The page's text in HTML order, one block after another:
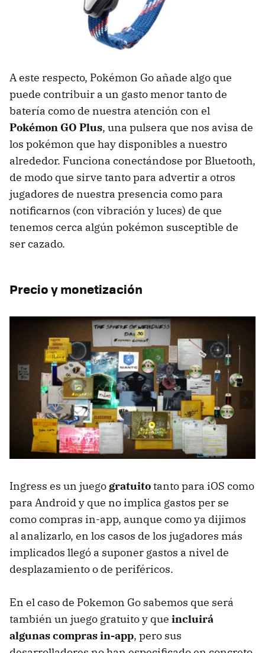
A este respecto, Pokémon Go añade algo que
puede contribuir a un gasto menor tanto de
batería como de nuestra atención con el
Pokémon GO Plus, una pulsera que nos avisa de
los pokémon que hay disponibles a nuestro
alrededor. Funciona conectándose por Bluetooth,
de modo que sirve tanto para advertir a otros
jugadores de nuestra presencia como para
notificarnos (con vibración y luces) de que
tenemos cerca algún pokémon susceptible de
ser cazado.
Precio y monetización
Ingress es un juego gratuitotanto para iOS como
para Android y que no implica gastos per se
como compras in-app, aunque como ya dijimos
al analizarlo, en los casos de los jugadores más
implicados llegó a suponer gastos a nivel de
desplazamiento o de periféricos.
En el caso de Pokemon Go sabemos que será
también un juego gratuito y que incluirá
algunas compras in-app, pero sus